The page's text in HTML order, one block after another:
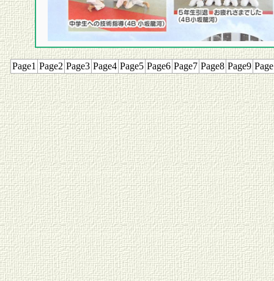
Page1 Page2 Page3 Page4 Page5 Page6 Page7 Page8 Page9